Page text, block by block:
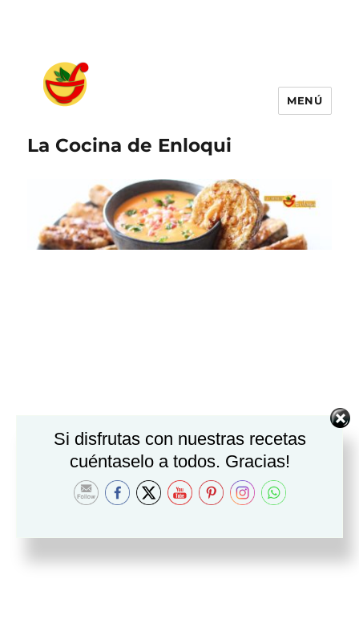
La Cocina de Enloqui
MENÚ
Si disfrutas con nuestras recetas
cuéntaselo a todos. Gracias!